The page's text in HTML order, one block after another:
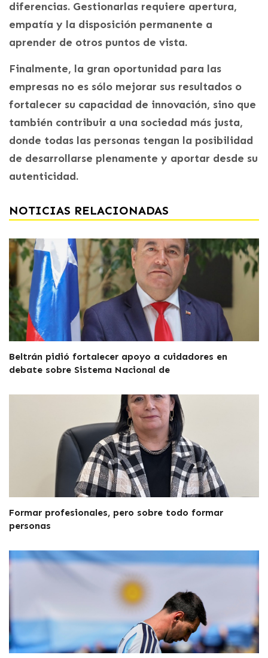
diferencias. Gestionarlas requiere apertura,
empatía y la disposición permanente a
aprender de otros puntos de vista.
Finalmente, la gran oportunidad para las
empresas no es sólo mejorar sus resultados o
fortalecer su capacidad de innovación, sino que
también contribuir a una sociedad más justa,
donde todas las personas tengan la posibilidad
de desarrollarse plenamente y aportar desde su
autenticidad.
NOTICIAS RELACIONADAS
Beltrán pidió fortalecer apoyo a cuidadores en
debate sobre Sistema Nacional de
Formar profesionales, pero sobre todo formar
personas